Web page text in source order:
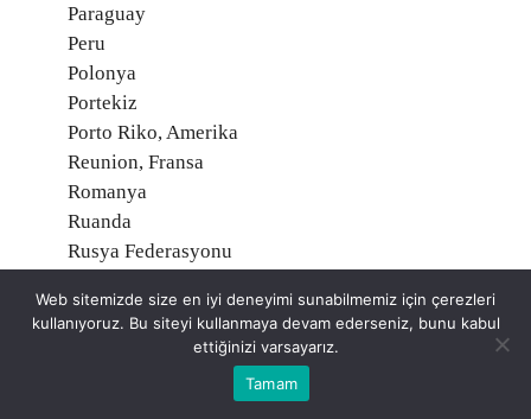
Paraguay
Peru
Polonya
Portekiz
Porto Riko, Amerika
Reunion, Fransa
Romanya
Ruanda
Rusya Federasyonu
Saint Martin, Fransa
Saint Pierre ve Miquelon, Fransa
Web sitemizde size en iyi deneyimi sunabilmemiz için çerezleri
kullanıyoruz. Bu siteyi kullanmaya devam ederseniz, bunu kabul
ettiğinizi varsayarız.
Tamam